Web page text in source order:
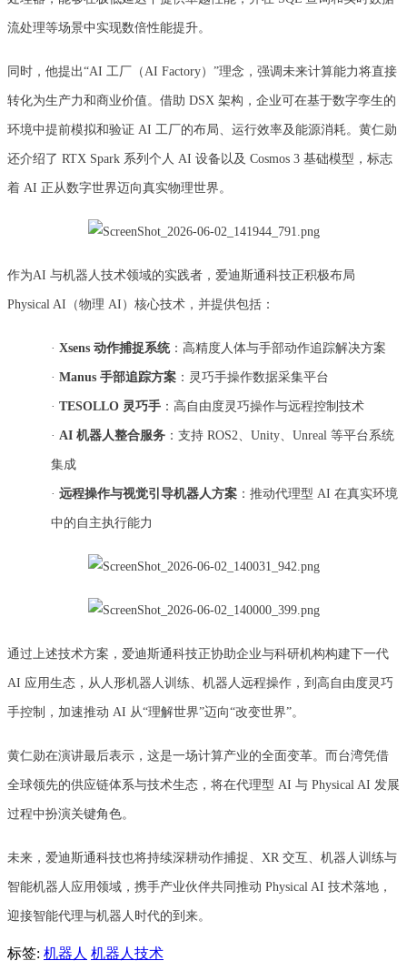
流处理等场景中实现数倍性能提升。
同时，他提出“AI 工厂（AI Factory）”理念，强调未来计算能力将直接
转化为生产力和商业价值。借助 DSX 架构，企业可在基于数字孪生的
环境中提前模拟和验证 AI 工厂的布局、运行效率及能源消耗。黄仁勋
还介绍了 RTX Spark 系列个人 AI 设备以及 Cosmos 3 基础模型，标志
着 AI 正从数字世界迈向真实物理世界。
作为AI 与机器人技术领域的实践者，爱迪斯通科技正积极布局
Physical AI（物理 AI）核心技术，并提供包括：
· Xsens 动作捕捉系统：高精度人体与手部动作追踪解决方案
· Manus 手部追踪方案 ：灵巧手操作数据采集平台
· TESOLLO 灵巧手 ：高自由度灵巧操作与远程控制技术
· AI 机器人整合服务 ：支持 ROS2、Unity、Unreal 等平台系统
集成
· 远程操作与视觉引导机器人方案 ：推动代理型 AI 在真实环境
中的自主执行能力
通过上述技术方案，爱迪斯通科技正协助企业与科研机构构建下一代
AI 应用生态，从人形机器人训练、机器人远程操作，到高自由度灵巧
手控制，加速推动 AI 从“理解世界”迈向“改变世界”。
黄仁勋在演讲最后表示，这是一场计算产业的全面变革。而台湾凭借
全球领先的供应链体系与技术生态，将在代理型 AI 与 Physical AI 发展
过程中扮演关键角色。
未来，爱迪斯通科技也将持续深耕动作捕捉、XR 交互、机器人训练与
智能机器人应用领域，携手产业伙伴共同推动 Physical AI 技术落地，
迎接智能代理与机器人时代的到来。
标签: 机器人 机器人技术